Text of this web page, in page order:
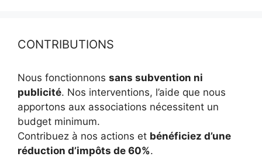
CONTRIBUTIONS
Nous fonctionnons sans subvention ni
publicité. Nos interventions, l’aide que nous
apportons aux associations nécessitent un
budget minimum.
Contribuez à nos actions et bénéficiez d’une
réduction d’impôts de 60%.